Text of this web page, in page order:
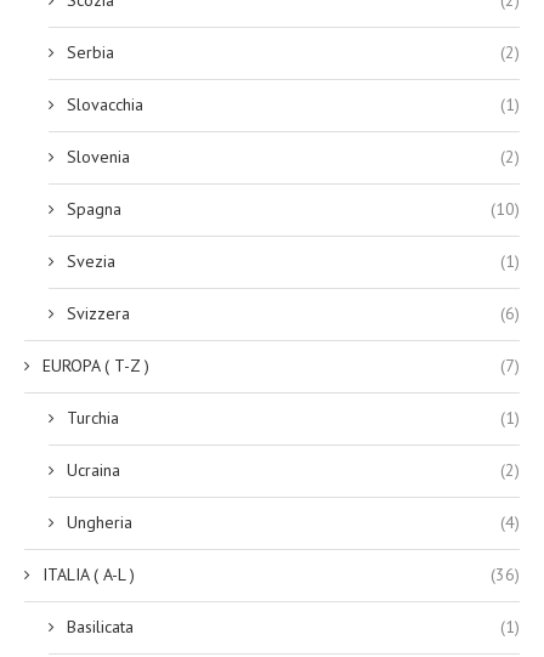
Serbia (2)
Slovacchia (1)
Slovenia (2)
Spagna (10)
Svezia (1)
Svizzera (6)
EUROPA ( T-Z ) (7)
Turchia (1)
Ucraina (2)
Ungheria (4)
ITALIA ( A-L ) (36)
Basilicata (1)